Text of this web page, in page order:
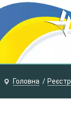
Головна Реєстр